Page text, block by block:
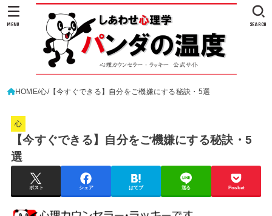
SEARCH
MENU
HOME 心 【今すぐできる】自分をご機嫌にする秘訣・5選
心
【今すぐできる】自分をご機嫌にする秘訣・5
選
ポスト シェア はてブ 送る Pocket